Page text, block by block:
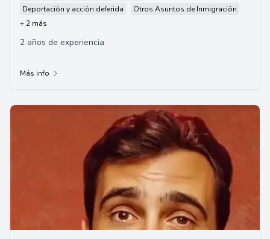
Deportación y acción deferida
Otros Asuntos de Inmigración
+ 2 más
2 años de experiencia
Más info